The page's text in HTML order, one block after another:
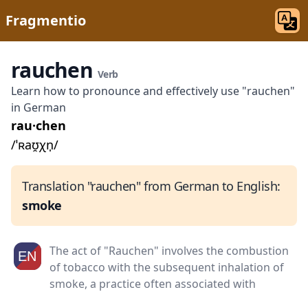
Fragmentio
rauchen Verb
Learn how to pronounce and effectively use "rauchen"
in German
rau·chen
/ˈʀaʊ̯χn̩/
Translation "rauchen" from German to English:
smoke
The act of "Rauchen" involves the combustion
of tobacco with the subsequent inhalation of
smoke, a practice often associated with